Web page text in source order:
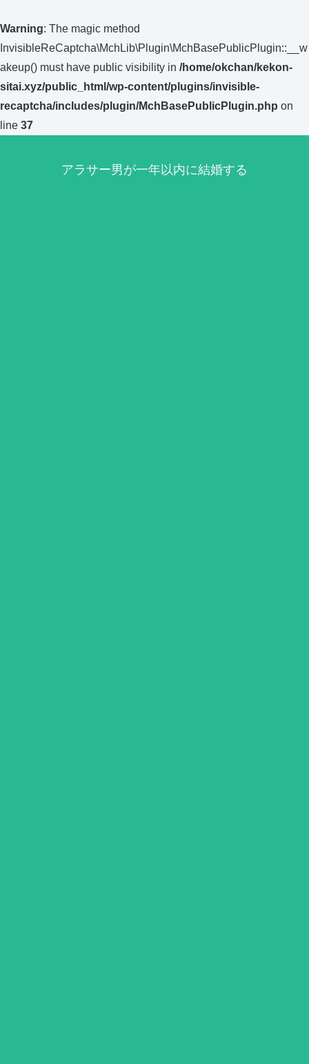
Warning: The magic method
InvisibleReCaptcha\MchLib\Plugin\MchBasePublicPlugin::__w
akeup() must have public visibility in /home/okchan/kekon-
sitai.xyz/public_html/wp-content/plugins/invisible-
recaptcha/includes/plugin/MchBasePublicPlugin.php on
line 37
アラサー男が一年以内に結婚する